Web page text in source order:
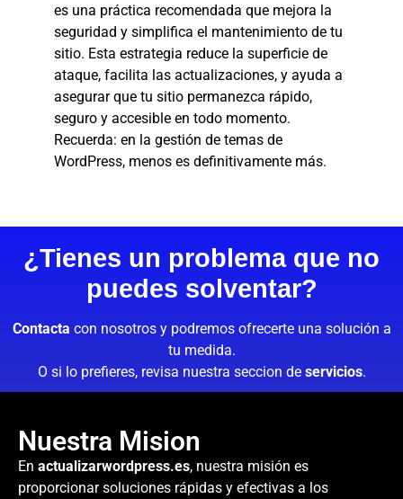
es una práctica recomendada que mejora la
seguridad y simplifica el mantenimiento de tu
sitio. Esta estrategia reduce la superficie de
ataque, facilita las actualizaciones, y ayuda a
asegurar que tu sitio permanezca rápido,
seguro y accesible en todo momento.
Recuerda: en la gestión de temas de
WordPress, menos es definitivamente más.
¿Tienes un problema que no
puedes solventar?
Contacta con nosotros y podremos ofrecerte una solución a
tu medida.
O si lo prefieres, revisa nuestra seccion de servicios.
Nuestra Mision
En actualizarwordpress.es, nuestra misión es
proporcionar soluciones rápidas y efectivas a los